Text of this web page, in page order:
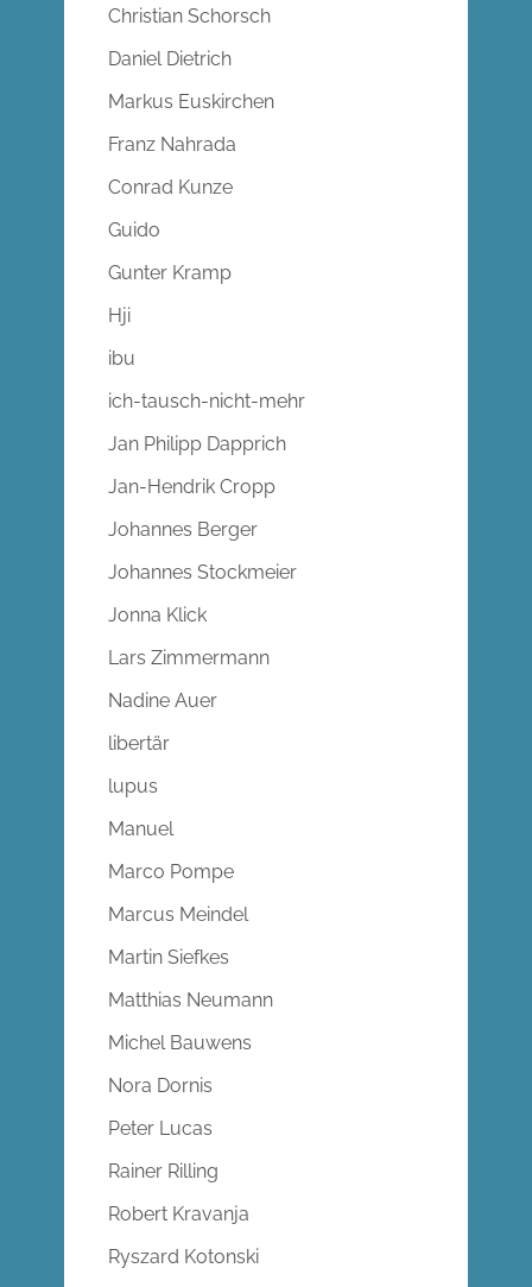
Christian Schorsch
Daniel Dietrich
Markus Euskirchen
Franz Nahrada
Conrad Kunze
Guido
Gunter Kramp
Hji
ibu
ich-tausch-nicht-mehr
Jan Philipp Dapprich
Jan-Hendrik Cropp
Johannes Berger
Johannes Stockmeier
Jonna Klick
Lars Zimmermann
Nadine Auer
libertär
lupus
Manuel
Marco Pompe
Marcus Meindel
Martin Siefkes
Matthias Neumann
Michel Bauwens
Nora Dornis
Peter Lucas
Rainer Rilling
Robert Kravanja
Ryszard Kotonski